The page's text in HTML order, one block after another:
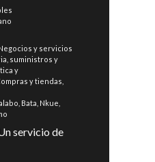
y servicios
suministros y
y
y tiendas
Bata Nkue
servicio de